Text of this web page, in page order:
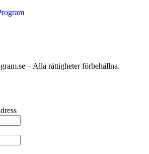
– Alla rättigheter förbehållna.